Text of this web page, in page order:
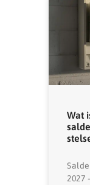
Wat